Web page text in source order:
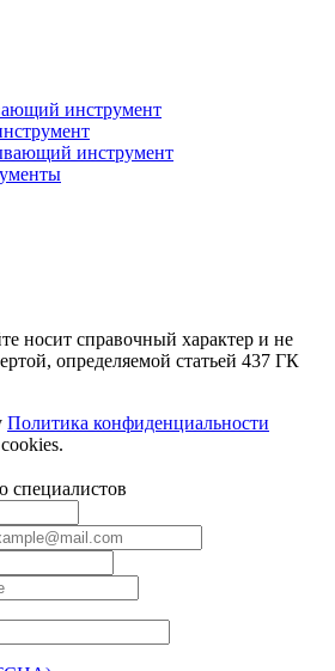
инструмент
инструмент
носит справочный характер и не
определяемой статьей 437 ГК
Политика конфиденциальности
специалистов